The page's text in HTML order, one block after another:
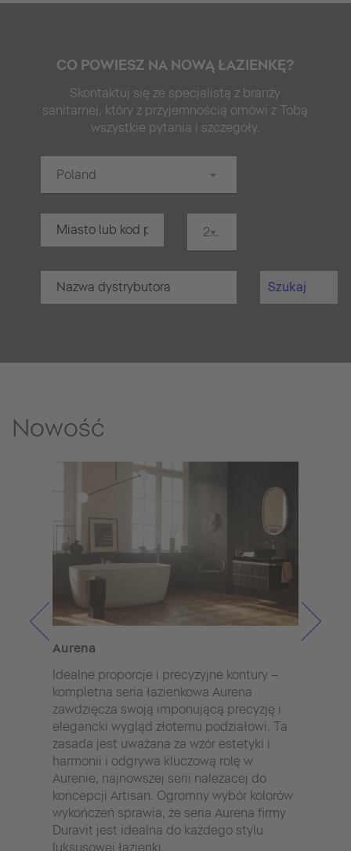
CO POWIESZ NA NOWĄ ŁAZIENKĘ?
Skontaktuj się ze specjalistą z branży
sanitarnej, który z przyjemnością omówi z Tobą
wszystkie pytania i szczegóły.
Poland
20 km
Szukaj
Nowość
Aurena
Idealne proporcje i precyzyjne kontury –
kompletna seria łazienkowa Aurena
zawdzięcza swoją imponującą precyzję i
elegancki wygląd złotemu podziałowi. Ta
zasada jest uważana za wzór estetyki i
harmonii i odgrywa kluczową rolę w
Aurenie, najnowszej serii należacej do
koncepcji Artisan. Ogromny wybór kolorów
wykończeń sprawia, że seria Aurena firmy
Duravit jest idealna do każdego stylu
luksusowej łazienki.